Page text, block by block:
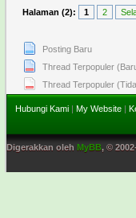
Halaman (2): 1 2
Posting Baru
Thread Terpopuler
Thread Terpopuler
Hubungi Kami | My Website |
Digerakkan oleh MyBB, ©